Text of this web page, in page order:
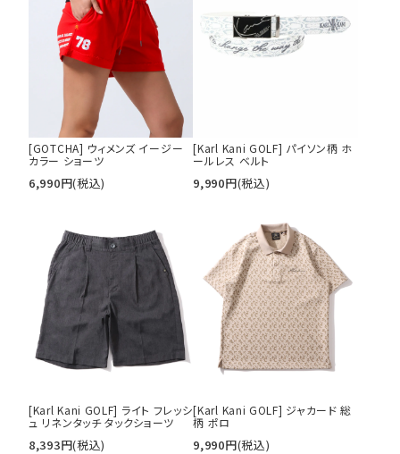
[GOTCHA] ウィメンズ イージー
カラー ショーツ
6,990円(税込)
[Karl Kani GOLF] パイソン柄 ホ
ールレス ベルト
9,990円(税込)
[Karl Kani GOLF] ライト フレッシ
ュ リネンタッチ タックショーツ
8,393円(税込)
[Karl Kani GOLF] ジャカード 総
柄 ポロ
9,990円(税込)